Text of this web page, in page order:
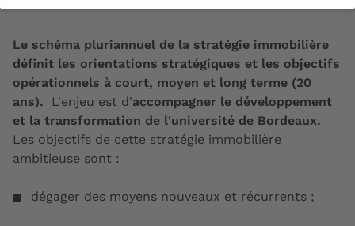
Le schéma pluriannuel de la stratégie immobilière
définit les orientations stratégiques et les objectifs
opérationnels à court, moyen et long terme (20
ans).
L'enjeu est d'accompagner le développement
et la transformation de l'université de Bordeaux.
Les objectifs de cette stratégie immobilière
ambitieuse sont :
dégager des moyens nouveaux et récurrents ;